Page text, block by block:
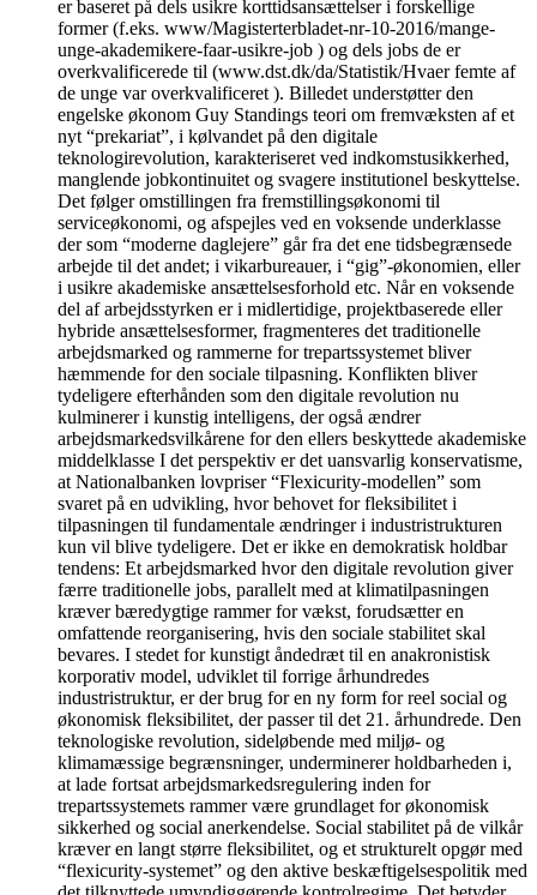
er baseret på dels usikre korttidsansættelser i forskellige
former (f.eks. www/Magisterterbladet-nr-10-2016/mange-
unge-akademikere-faar-usikre-job ) og dels jobs de er
overkvalificerede til (www.dst.dk/da/Statistik/Hvaer femte af
de unge var overkvalificeret ). Billedet understøtter den
engelske økonom Guy Standings teori om fremvæksten af et
nyt “prekariat”, i kølvandet på den digitale
teknologirevolution, karakteriseret ved indkomstusikkerhed,
manglende jobkontinuitet og svagere institutionel beskyttelse.
Det følger omstillingen fra fremstillingsøkonomi til
serviceøkonomi, og afspejles ved en voksende underklasse
der som “moderne daglejere” går fra det ene tidsbegrænsede
arbejde til det andet; i vikarbureauer, i “gig”-økonomien, eller
i usikre akademiske ansættelsesforhold etc. Når en voksende
del af arbejdsstyrken er i midlertidige, projektbaserede eller
hybride ansættelsesformer, fragmenteres det traditionelle
arbejdsmarked og rammerne for trepartssystemet bliver
hæmmende for den sociale tilpasning. Konflikten bliver
tydeligere efterhånden som den digitale revolution nu
kulminerer i kunstig intelligens, der også ændrer
arbejdsmarkedsvilkårene for den ellers beskyttede akademiske
middelklasse I det perspektiv er det uansvarlig konservatisme,
at Nationalbanken lovpriser “Flexicurity-modellen” som
svaret på en udvikling, hvor behovet for fleksibilitet i
tilpasningen til fundamentale ændringer i industristrukturen
kun vil blive tydeligere. Det er ikke en demokratisk holdbar
tendens: Et arbejdsmarked hvor den digitale revolution giver
færre traditionelle jobs, parallelt med at klimatilpasningen
kræver bæredygtige rammer for vækst, forudsætter en
omfattende reorganisering, hvis den sociale stabilitet skal
bevares. I stedet for kunstigt åndedræt til en anakronistisk
korporativ model, udviklet til forrige århundredes
industristruktur, er der brug for en ny form for reel social og
økonomisk fleksibilitet, der passer til det 21. århundrede. Den
teknologiske revolution, sideløbende med miljø- og
klimamæssige begrænsninger, underminerer holdbarheden i,
at lade fortsat arbejdsmarkedsregulering inden for
trepartssystemets rammer være grundlaget for økonomisk
sikkerhed og social anerkendelse. Social stabilitet på de vilkår
kræver en langt større fleksibilitet, og et strukturelt opgør med
“flexicurity-systemet” og den aktive beskæftigelsespolitik med